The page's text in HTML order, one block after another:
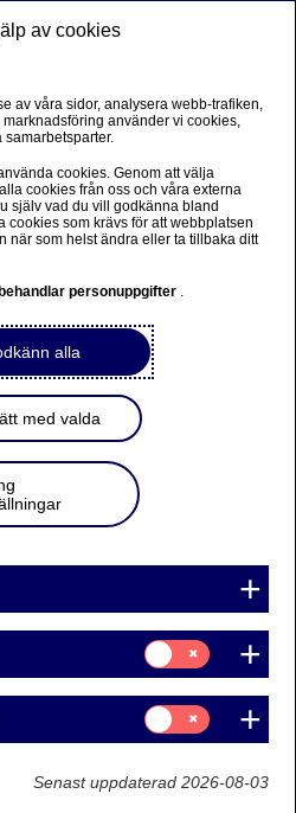
på norsk
|Fortsett til en lignende
investeringar
surnar: ”Köp
året har börsen surnat till
inflationsoron fortsätter att
till osäkerheten.
inflationen och det som händer
av cookies
av våra sidor, analysera webb-trafiken,
använder vi cookies,
samarbetsparter.
cookies. Genom att välja
cookies från oss och våra externa
själv vad du vill godkänna bland
som krävs för att webbplatsen
när som helst ändra eller ta tillbaka ditt
personuppgifter .
alla
med valda
Samtycke
för:
Statistik
Samtycke
för:
Marknadsföring
Senast uppdaterad 2026-08-03